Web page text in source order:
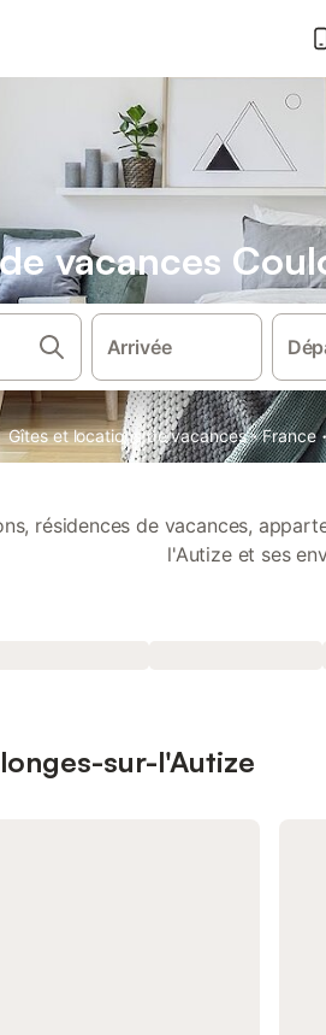
vacances
Arrivée
Gîtes et locations de vacances · France
résidences de vacances,
l'Autize et ses
sur-l'Autize